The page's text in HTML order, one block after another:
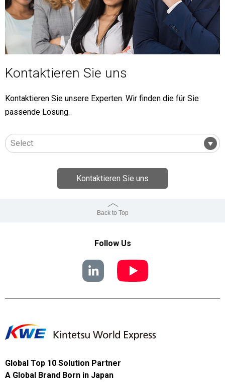
Kontaktieren Sie uns
Kontaktieren Sie unsere Experten. Wir finden die für Sie
passende Lösung.
Kontaktieren Sie uns
Back to Top
Follow Us
Global Top 10 Solution Partner
A Global Brand Born in Japan